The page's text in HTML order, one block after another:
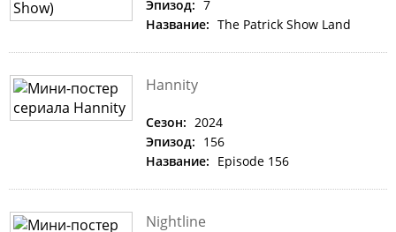
Эпизод: 7
Название: The Patrick Show Land
Hannity
Сезон: 2024
Эпизод: 156
Название: Episode 156
Nightline